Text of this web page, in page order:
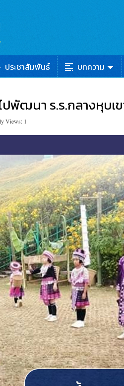
ประชาสัมพันธ์ บทความ
พัฒนา ร.ร.กลางหุบเ
Views: 1